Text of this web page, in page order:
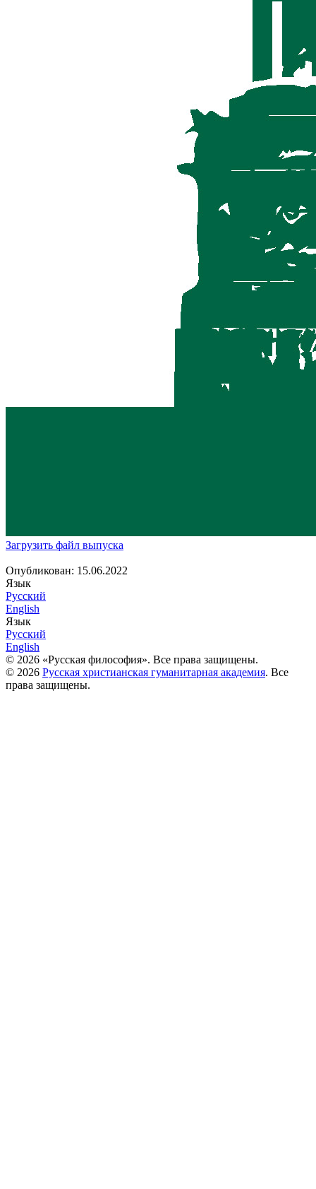
Загрузить файл выпуска
Опубликован: 15.06.2022
Язык
Русский
English
Язык
Русский
English
© 2026 «Русская философия». Все права защищены.
© 2026 Русская христианская гуманитарная академия. Все
права защищены.